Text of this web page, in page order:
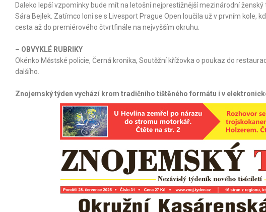
Daleko lepší vzpomínky bude mít na letošní nejprestižnější mezinárodní
Sára Bejlek. Zatímco loni se s Livesport Prague Open loučila už v prvním kole,
cesta až do premiérového čtvrtfinále na nejvyšším okruhu.
– OBVYKLÉ RUBRIKY
Okénko Městské policie, Černá kronika, Soutěžní křížovka o poukaz do
dalšího.
Znojemský týden vychází krom tradičního tištěného formátu i v